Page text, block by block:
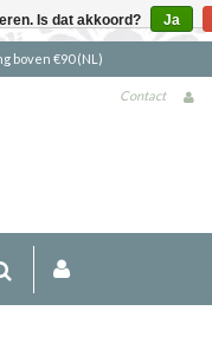
€90 (NL)
Contact
Is dat akkoord? Ja